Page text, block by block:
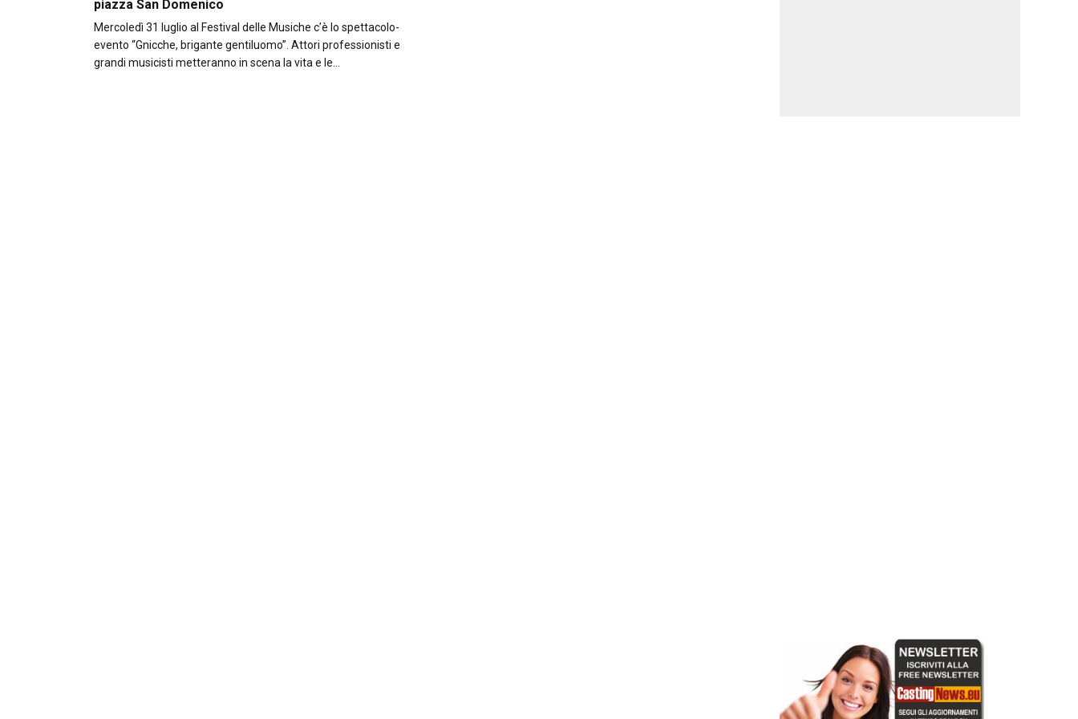
piazza San Domenico
Mercoledì 31 luglio al Festival delle Musiche c’è lo spettacolo-
evento “Gnicche, brigante gentiluomo”. Attori professionisti e
grandi musicisti metteranno in scena la vita e le…